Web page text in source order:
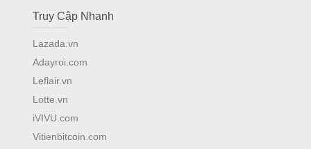
Truy Cập Nhanh
Lazada.vn
Adayroi.com
Leflair.vn
Lotte.vn
iVIVU.com
Vitienbitcoin.com